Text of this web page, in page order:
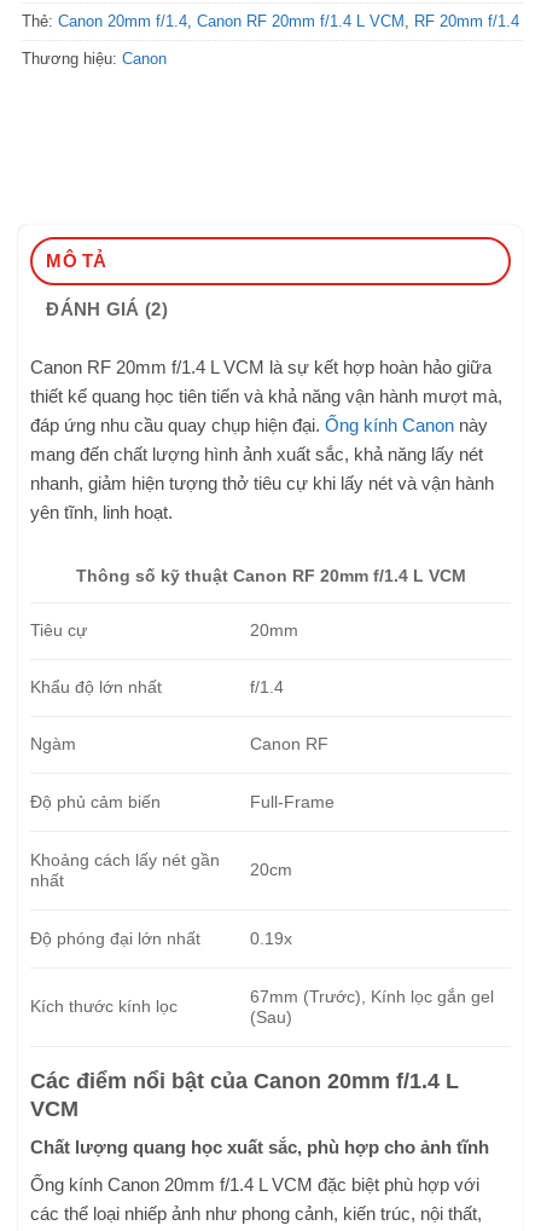
Thẻ: Canon 20mm f/1.4 Canon RF 20mm f/1.4 L VCM RF 20mm f/1.4
Thương hiệu: Canon
MÔ TẢ
ĐÁNH GIÁ (2)
Canon RF 20mm f/1.4 L VCM là sự kết hợp hoàn hảo giữa
thiết kế quang học tiên tiến và khả năng vận hành mượt mà,
đáp ứng nhu cầu quay chụp hiện đại. Ống kính Canon này
mang đến chất lượng hình ảnh xuất sắc, khả năng lấy nét
nhanh, giảm hiện tượng thở tiêu cự khi lấy nét và vận hành
yên tĩnh, linh hoạt.
Thông số kỹ thuật Canon RF 20mm f/1.4 L VCM
Tiêu cự 20mm
Khẩu độ lớn nhất f/1.4
Ngàm Canon RF
Độ phủ cảm biến Full-Frame
Khoảng cách lấy nét gần
nhất
20cm
Độ phóng đại lớn nhất 0.19x
Kích thước kính lọc
67mm (Trước), Kính lọc gắn gel
(Sau)
Các điểm nổi bật của Canon 20mm f/1.4 L
VCM
Chất lượng quang học xuất sắc, phù hợp cho ảnh tĩnh
Ống kính Canon 20mm f/1.4 L VCM đặc biệt phù hợp với
các thể loại nhiếp ảnh như phong cảnh, kiến trúc, nội thất,